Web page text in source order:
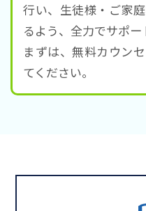
行い、生徒様・ご家
るよう、全力でサポー
まずは、無料カウン
てください。